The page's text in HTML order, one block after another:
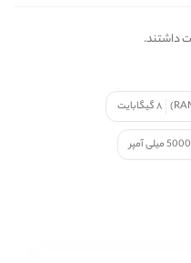
۸ گیگابایت
5000 میلی آمپر